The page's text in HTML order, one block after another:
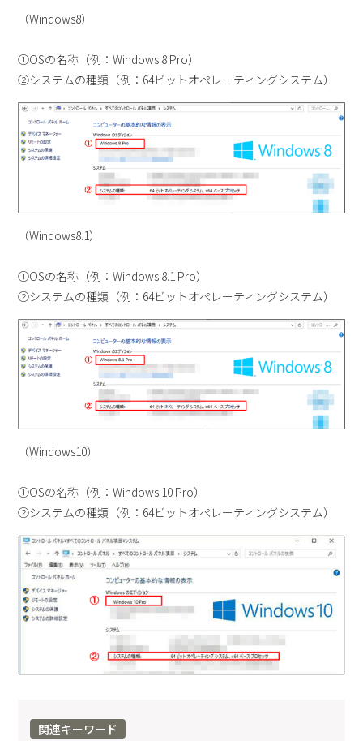
（Windows8）
①OSの名称（例：Windows 8 Pro）
②システムの種類（例：64ビットオペレーティングシステム）
（Windows8.1）
①OSの名称（例：Windows 8.1 Pro）
②システムの種類（例：64ビットオペレーティングシステム）
（Windows10）
①OSの名称（例：Windows 10 Pro）
②システムの種類（例：64ビットオペレーティングシステム）
関連キーワード